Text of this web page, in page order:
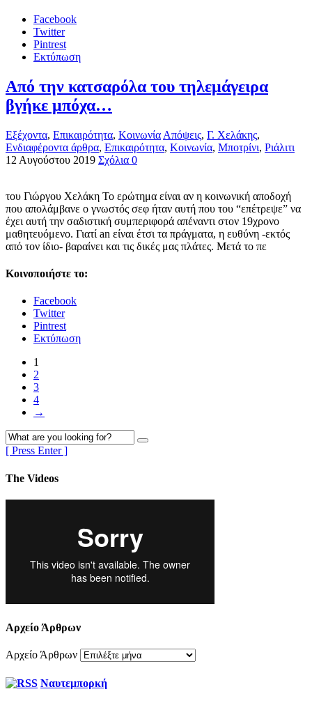
Facebook
Twitter
Pintrest
Εκτύπωση
Από την κατσαρόλα του τηλεμάγειρα
βγήκε μπόχα…
Εξέχοντα, Επικαιρότητα, Κοινωνία Απόψεις, Γ. Χελάκης,
Ενδιαφέροντα άρθρα, Επικαιρότητα, Κοινωνία, Μποτρίνι, Ριάλιτι
12 Αυγούστου 2019 Σχόλια 0
του Γιώργου Χελάκη Το ερώτημα είναι αν η κοινωνική αποδοχή
που απολάμβανε ο γνωστός σεφ ήταν αυτή που του “επέτρεψε” να
έχει αυτή την σαδιστική συμπεριφορά απέναντι στον 19χρονο
μαθητευόμενο. Γιατί an είναι έτσι τα πράγματα, η ευθύνη -εκτός
από τον ίδιο- βαραίνει και τις δικές μας πλάτες. Μετά το πε
Κοινοποιήστε το:
Facebook
Twitter
Pintrest
Εκτύπωση
1
2
3
4
→
[ Press Enter ]
The Videos
Αρχείο Άρθρων
Αρχείο Άρθρων
Ναυτεμπορκή